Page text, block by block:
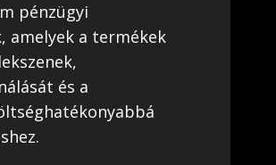
pénzügyi
amelyek a termékek
és a